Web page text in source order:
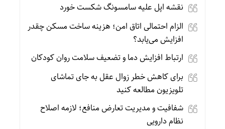
نقشه اپل علیه سامسونگ شکست خورد
الزام احتمالی اتاق امن؛ هزینه ساخت مسکن چقدر
افزایش می‌یابد؟
ارتباط افزایش دما و تضعیف سلامت روان کودکان
برای کاهش خطر زوال عقل به جای تماشای
تلویزیون مطالعه کنید
شفافیت و مدیریت تعارض منافع؛ لازمه اصلاح
نظام دارویی